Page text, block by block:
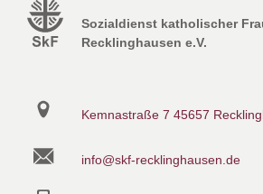
Sozialdienst katholischer
Recklinghausen e.V.
Kemnastraße 7 45657
info@skf-recklinghausen.de